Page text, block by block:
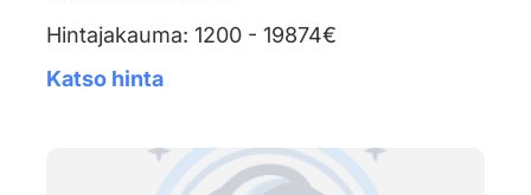
Hintajakauma: 1200 - 19874€
Katso hinta